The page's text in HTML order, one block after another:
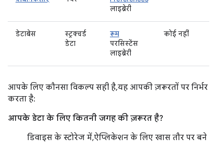
लाइब्रेरी
डेटाबेस
स्ट्रक्चर्ड
डेटा
रूम
परसिस्टेंस
लाइब्रेरी
कोई नहीं
आपके लिए कौनसा विकल्प सही है, यह आपकी ज़रूरतों पर निर्भर
करता है:
आपके डेटा के लिए कितनी जगह की ज़रूरत है?
डिवाइस के स्टोरेज में, ऐप्लिकेशन के लिए खास तौर पर बने